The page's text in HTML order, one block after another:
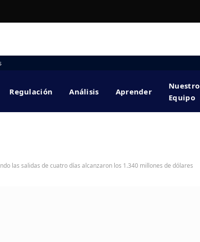
Regulación Análisis Aprender
Nuestro
Equipo
las salidas de cuatro días alcanzaron los 1.340 millones de dólares